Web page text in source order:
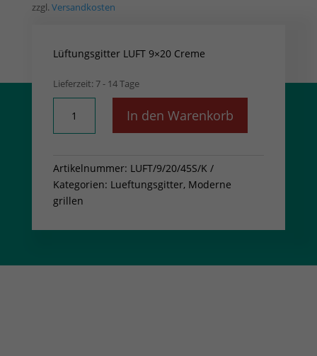
zzgl. Versandkosten
Lüftungsgitter LUFT 9×20 Creme
Lieferzeit: 7 - 14 Tage
LUFT
9x20
Menge
In den Warenkorb
Artikelnummer: LUFT/9/20/45S/K
Kategorien: Lueftungsgitter, Moderne
grillen